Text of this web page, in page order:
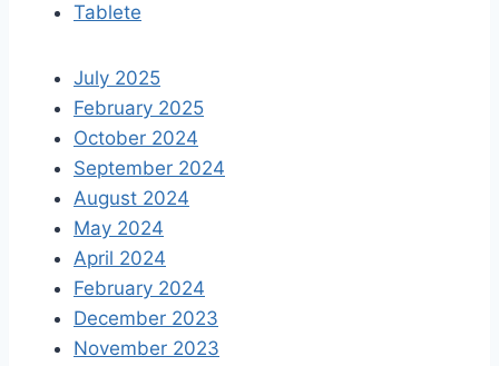
Tablete
July 2025
February 2025
October 2024
September 2024
August 2024
May 2024
April 2024
February 2024
December 2023
November 2023